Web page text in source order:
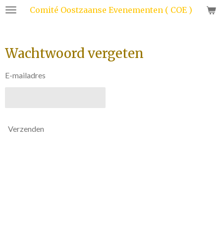
Ga
hoofdinhoud
Comité Oostzaanse Evenementen ( COE )
Wachtwoord vergeten
E-mailadres
Verzenden